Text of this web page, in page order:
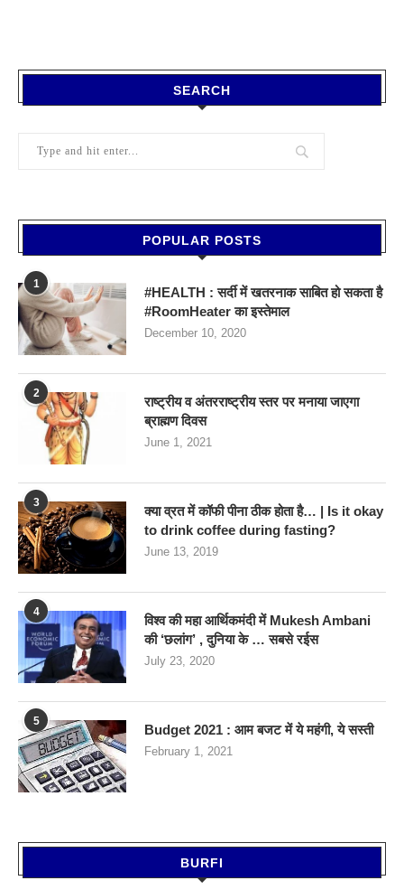
SEARCH
POPULAR POSTS
1
#HEALTH : सर्दी में खतरनाक साबित हो सकता है
#RoomHeater का इस्तेमाल
December 10, 2020
2
राष्ट्रीय व अंतरराष्ट्रीय स्तर पर मनाया जाएगा
ब्राह्मण दिवस
June 1, 2021
3
क्या व्रत में कॉफी पीना ठीक होता है… | Is it okay
to drink coffee during fasting?
June 13, 2019
4
विश्व की महा आर्थिकमंदी में Mukesh Ambani
की ‘छलांग’ , दुनिया के … सबसे रईस
July 23, 2020
5
Budget 2021 : आम बजट में ये महंगी, ये सस्‍ती
February 1, 2021
BURFI